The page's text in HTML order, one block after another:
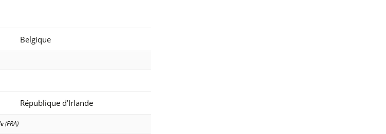
Belgique
République d’Irlande
(FRA)